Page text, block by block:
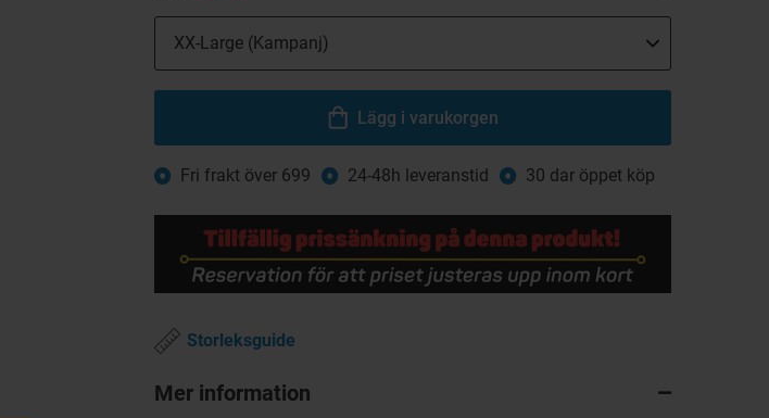
Lägg i varukorgen
Fri frakt över 699 24-48h leveranstid 30 dar öppet köp
Storleksguide
Mer information